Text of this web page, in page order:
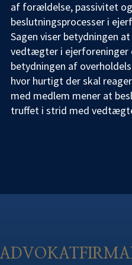
af forældelse, passivitet og
beslutningsprocesser i
Sagen viser betydningen
vedtægter i ejerforeninger
betydningen af
hvor hurtigt der skal
med medlem mener at
truffet i strid med